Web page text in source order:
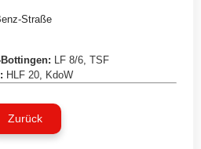
Straße
: LF 8/6,TSF
: HLF 20, KdoW
Zurück